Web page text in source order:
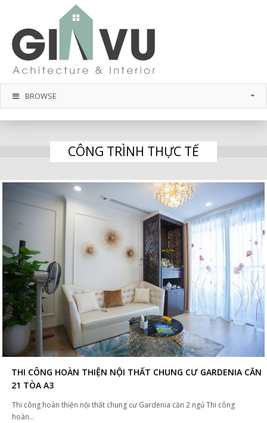
BROWSE
CÔNG TRÌNH THỰC TẾ
THI CÔNG HOÀN THIỆN NỘI THẤT CHUNG CƯ GARDENIA CĂN
21 TÒA A3
Thi công hoàn thiện nội thất chung cư Gardenia căn 2 ngủ Thi công
hoàn…